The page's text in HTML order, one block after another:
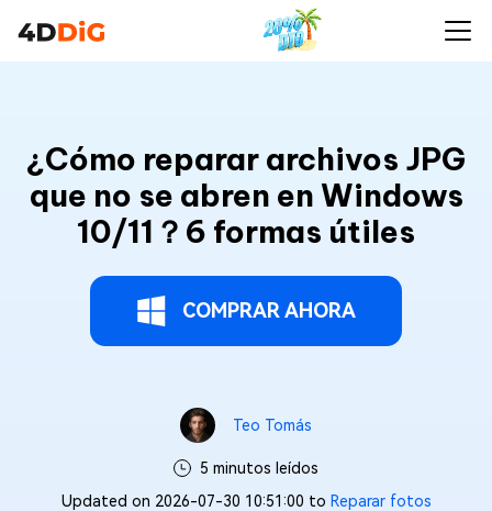
¿Cómo reparar archivos JPG
que no se abren en Windows
10/11？6 formas útiles
COMPRAR AHORA
Teo Tomás
5 minutos leídos
Updated on 2026-07-30 10:51:00 to Reparar fotos